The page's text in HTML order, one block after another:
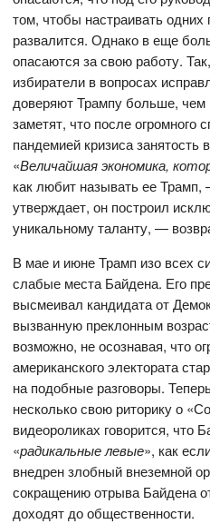
том, чтобы настраивать одних
развалится. Однако в еще
опасаются за свою работу.
избиратели в вопросах
доверяют Трампу больше,
заметят, что после огромного
пандемией кризиса занятость
«Величайшая экономика,
как любит называть ее Трамп,
утверждает, он построил
уникальному таланту, —
В мае и июне Трамп изо всех
слабые места Байдена. Его
высмеивал кандидата от
вызванную преклонным
возможно, не осознавая, что
американского электората
на подобные разговоры.
несколько свою риторику о
видеороликах говорится, что
«радикальные левые», как
внедрен злобный внеземной
сокращению отрыва Байдена
доходят до общественности.